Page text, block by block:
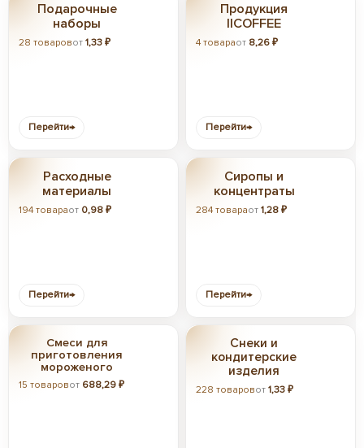
Подарочные
наборы
28 товаровот 1,33 ₽
Перейти→
Продукция
IICOFFEE
4 товараот 8,26 ₽
Перейти→
Расходные
материалы
194 товараот 0,98 ₽
Перейти→
Сиропы и
концентраты
284 товараот 1,28 ₽
Перейти→
Смеси для
приготовления
мороженого
15 товаровот 688,29 ₽
Снеки и
кондитерские
изделия
228 товаровот 1,33 ₽